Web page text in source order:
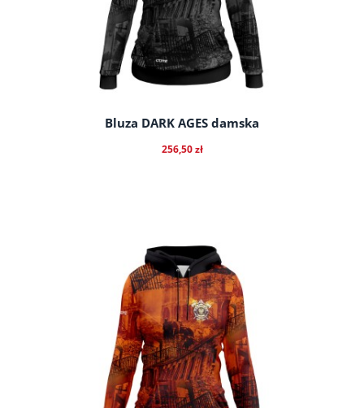
Bluza DARK AGES damska
256,50 zł
do koszyka